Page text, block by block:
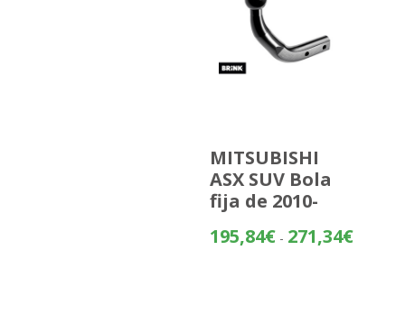
MITSUBISHI
ASX SUV Bola
fija de 2010-
195,84€ - 271,34€Rango